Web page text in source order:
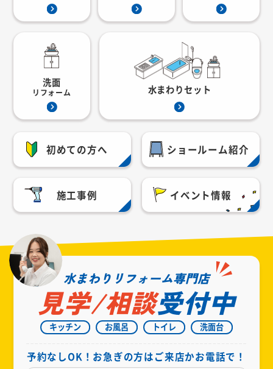
洗面
リフォーム 水まわりセット
初めての方へ ショールーム紹介
施工事例 イベント情報
水まわりリフォーム専門店
見学/相談受付中
キッチン お風呂 トイレ 洗面台
予約なしOK！お急ぎの方はご来店かお電話で！